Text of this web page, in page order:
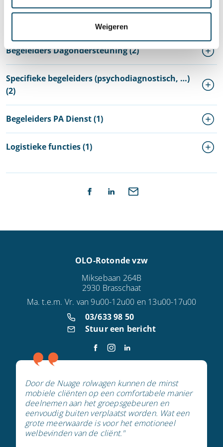
Weigeren
Begeleiders Dagondersteuning (2)
Specifieke begeleiders (psychodiagnostisch, …)
(2)
Begeleiders PA Dienst (1)
Logistieke functies (1)
OLO-Rotonde vzw
Miksebaan 264B
2930 Brasschaat
Ma. t.e.m. Vr. van 9u00-12u00 en 13u00-17u00
03/633 98 50
Stuur een bericht
Door de Nuage rolwagen kunnen de minst
mobiele cliënten op een comfortabele manier
deelnemen aan het groepsgebeuren en
eenvoudig buiten verplaatst worden. Wat een
grote meerwaarde is voor het emotioneel
welbevinden van de cliënt."